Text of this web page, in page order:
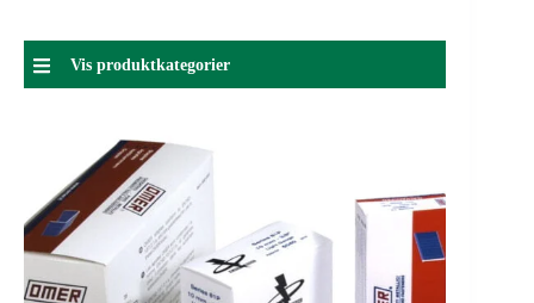
Vis produktkategorier